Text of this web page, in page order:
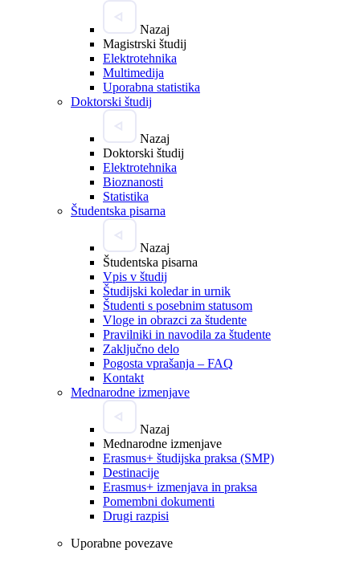
Nazaj
Magistrski študij
Elektrotehnika
Multimedija
Uporabna statistika
Doktorski študij
Nazaj
Doktorski študij
Elektrotehnika
Bioznanosti
Statistika
Študentska pisarna
Nazaj
Študentska pisarna
Vpis v študij
Študijski koledar in urnik
Študenti s posebnim statusom
Vloge in obrazci za študente
Pravilniki in navodila za študente
Zaključno delo
Pogosta vprašanja – FAQ
Kontakt
Mednarodne izmenjave
Nazaj
Mednarodne izmenjave
Erasmus+ študijska praksa (SMP)
Destinacije
Erasmus+ izmenjava in praksa
Pomembni dokumenti
Drugi razpisi
Uporabne povezave